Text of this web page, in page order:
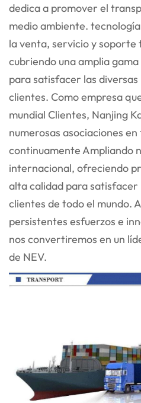
dedica a promover el
medio ambiente.
la venta, servicio y soporte
cubriendo una amplia gama
para satisfacer las
clientes. Como empresa
mundial Clientes, Nanjing
numerosas asociaciones
continuamenteAmpliando
internacional, ofreciendo
alta calidad para satisfacer
clientes de todo el mundo.
persistentes esfuerzos e
nos convertiremos en un
de NEV.